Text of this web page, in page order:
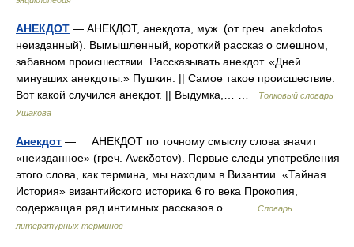
АНЕКДОТ — АНЕКДОТ, анекдота, муж. (от греч. anekdotos
неизданный). Вымышленный, короткий рассказ о смешном,
забавном происшествии. Рассказывать анекдот. «Дней
минувших анекдоты.» Пушкин. || Самое такое происшествие.
Вот какой случился анекдот. || Выдумка,… …
Толковый словарь
Ушакова
Анекдот — АНЕКДОТ по точному смыслу слова значит
«неизданное» (греч. Ανεκδοτον). Первые следы употребления
этого слова, как термина, мы находим в Византии. «Тайная
История» византийского историка 6 го века Прокопия,
содержащая ряд интимных рассказов о… …
Словарь
литературных терминов